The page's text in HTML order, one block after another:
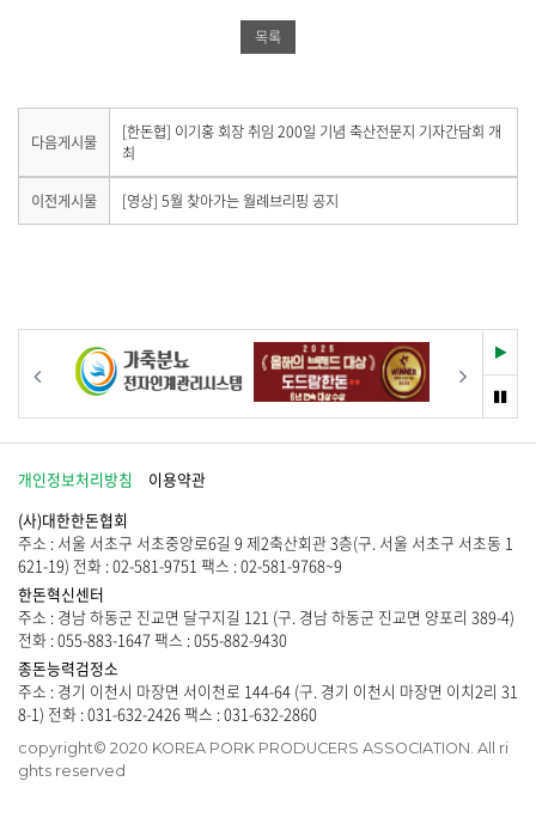
기
유
하
하
목록
다음게시물
다
음
게
시
물
다
[한돈협] 이기홍 회장 취임 200일 기념 축산전문지 기자간담회 개
최
이전게시물
이
전
없
습
니
다
.
[영상] 5월 찾아가는 월례브리핑 공지
재
생
멈
춤
개인정보처리방침
이용약관
(사)대한한돈협회
주소 : 서울 서초구 서초중앙로6길 9 제2축산회관 3층(구. 서울 서초구 서초동 1
621-19) 전화 : 02-581-9751 팩스 : 02-581-9768~9
한돈혁신센터
주소 : 경남 하동군 진교면 달구지길 121 (구. 경남 하동군 진교면 양포리 389-4)
전화 : 055-883-1647 팩스 : 055-882-9430
종돈능력검정소
주소 : 경기 이천시 마장면 서이천로 144-64 (구. 경기 이천시 마장면 이치2리 31
8-1) 전화 : 031-632-2426 팩스 : 031-632-2860
copyright© 2020 KOREA PORK PRODUCERS ASSOCIATION. All ri
ghts reserved